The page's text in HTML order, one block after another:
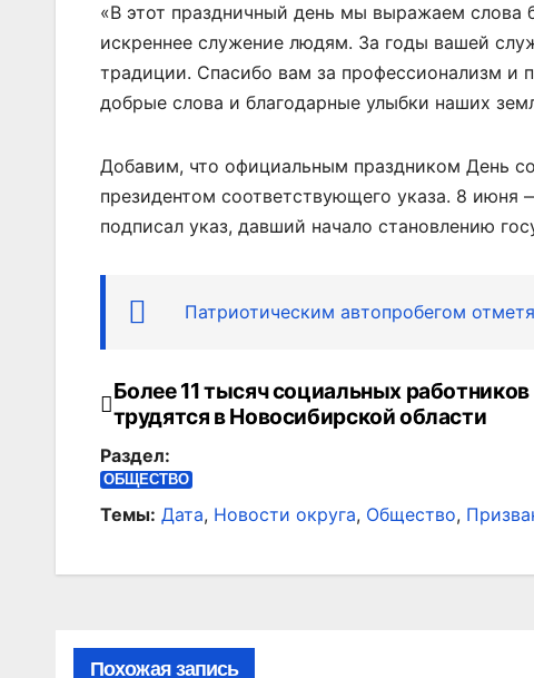
«В этот праздничный день мы выражаем слова
искреннее служение людям. За годы вашей
традиции. Спасибо вам за профессионализм и
добрые слова и благодарные улыбки наших
Добавим, что официальным праздником День
президентом соответствующего указа. 8
подписал указ, давший начало становлению
Патриотическим автопробегом
Навигация
по
записям
Более 11 тысяч социальных работников
трудятся в Новосибирской области
Раздел:
ОБЩЕСТВО
Темы: Дата, Новости округа, Общество,
Похожая запись